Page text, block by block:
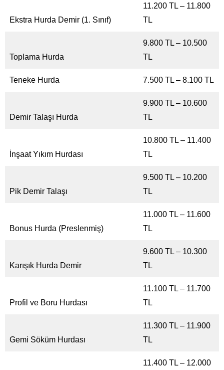
Ekstra Hurda Demir (1. Sınıf)
11.200 TL – 11.800
TL
Toplama Hurda
9.800 TL – 10.500
TL
Teneke Hurda 7.500 TL – 8.100 TL
Demir Talaşı Hurda
9.900 TL – 10.600
TL
İnşaat Yıkım Hurdası
10.800 TL – 11.400
TL
Pik Demir Talaşı
9.500 TL – 10.200
TL
Bonus Hurda (Preslenmiş)
11.000 TL – 11.600
TL
Karışık Hurda Demir
9.600 TL – 10.300
TL
Profil ve Boru Hurdası
11.100 TL – 11.700
TL
Gemi Söküm Hurdası
11.300 TL – 11.900
TL
11.400 TL – 12.000